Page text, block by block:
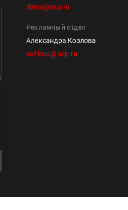
denis@osp.ru
Рекламный отдел
Александра Козлова
kozlova@osp.ru